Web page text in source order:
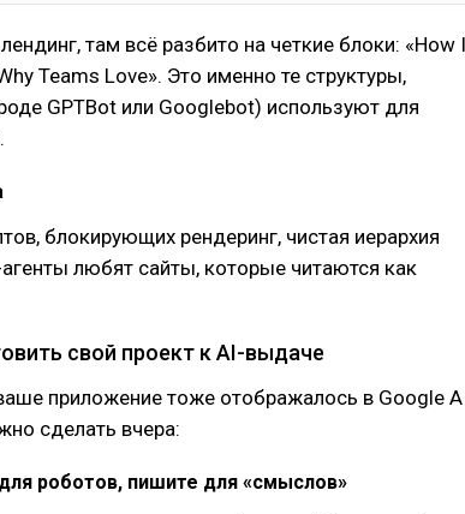
там всё разбито на четкие блоки: «How
Teams Love». Это именно те структуры,
GPTBot или Googlebot) используют для
блокирующих рендеринг, чистая иерархия
любят сайты, которые читаются как
свой проект к AI-выдаче
приложение тоже отображалось в Google
сделать вчера:
роботов, пишите для «смыслов»